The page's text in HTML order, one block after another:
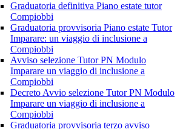
Graduatoria definitiva Piano estate tutor
Compiobbi
Graduatoria provvisoria Piano estate Tutor
Imparare: un viaggio di inclusione a
Compiobbi
Avviso selezione Tutor PN Modulo
Imparare un viaggio di inclusione a
Compiobbi
Decreto Avvio selezione Tutor PN Modulo
Imparare un viaggio di inclusione a
Compiobbi
Graduatoria provvisoria terzo avviso